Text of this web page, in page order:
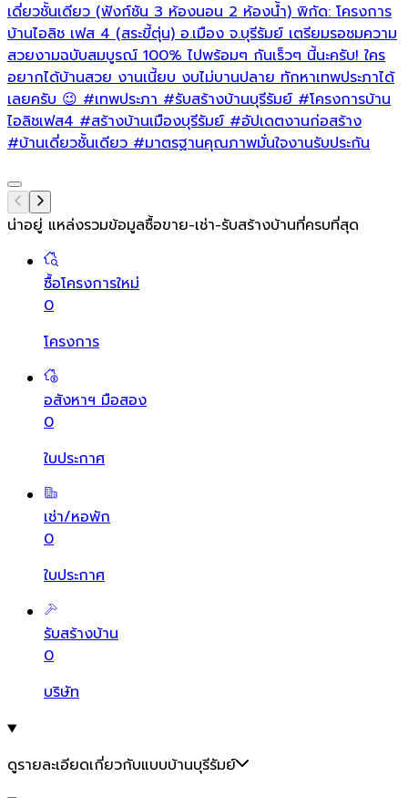
เดี่ยวชั้นเดียว (ฟังก์ชัน 3 ห้องนอน 2 ห้องน้ำ) พิกัด: โครงการ
บ้านไอลิช เฟส 4 (สระขี้ตุ่น) อ.เมือง จ.บุรีรัมย์ เตรียมรอชมความ
สวยงามฉบับสมบูรณ์ 100% ไปพร้อมๆ กันเร็วๆ นี้นะครับ! ใคร
อยากได้บ้านสวย งานเนี้ยบ งบไม่บานปลาย ทักหาเทพประภาได้
เลยครับ 😉#เทพประภา #รับสร้างบ้านบุรีรัมย์ #โครงการบ้าน
ไอลิชเฟส4 #สร้างบ้านเมืองบุรีรัมย์ #อัปเดตงานก่อสร้าง
#บ้านเดี่ยวชั้นเดียว #มาตรฐานคุณภาพมั่นใจงานรับประกัน
น่าอยู่ แหล่งรวมข้อมูลซื้อขาย-เช่า-รับสร้างบ้านที่ครบที่สุด
ซื้อโครงการใหม่
0
โครงการ
อสังหาฯ มือสอง
0
ใบประกาศ
เช่า/หอพัก
0
ใบประกาศ
รับสร้างบ้าน
0
บริษัท
ดูรายละเอียดเกี่ยวกับแบบบ้านบุรีรัมย์